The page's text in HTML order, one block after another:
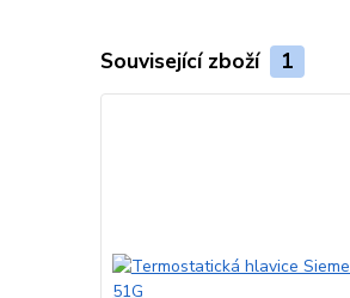
Související zboží 1